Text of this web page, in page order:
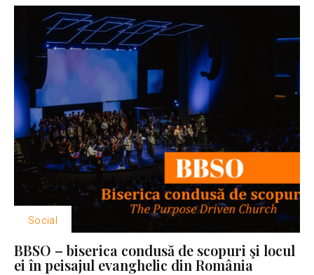
Social
BBSO – biserica condusă de scopuri şi locul
ei în peisajul evanghelic din România